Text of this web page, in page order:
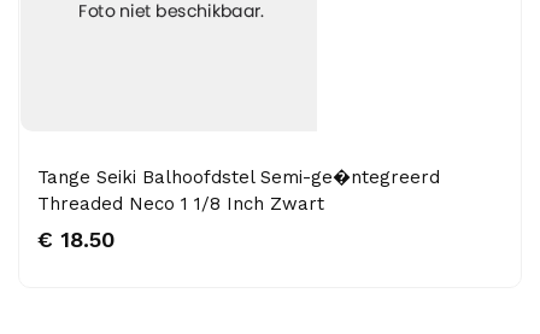
Tange Seiki Balhoofdstel Semi-ge�ntegreerd
Threaded Neco 1 1/8 Inch Zwart
€ 18.50